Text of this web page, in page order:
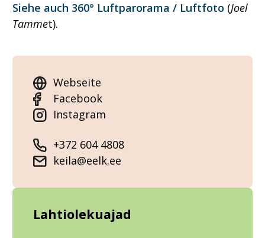
Siehe auch 360° Luftparorama / Luftfoto (Joel
Tammet).
Webseite
Facebook
Instagram
+372 604 4808
keila@eelk.ee
Lahtiolekuajad